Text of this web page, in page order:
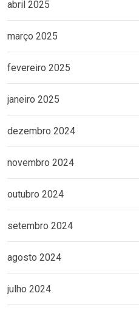
abril 2025
março 2025
fevereiro 2025
janeiro 2025
dezembro 2024
novembro 2024
outubro 2024
setembro 2024
agosto 2024
julho 2024